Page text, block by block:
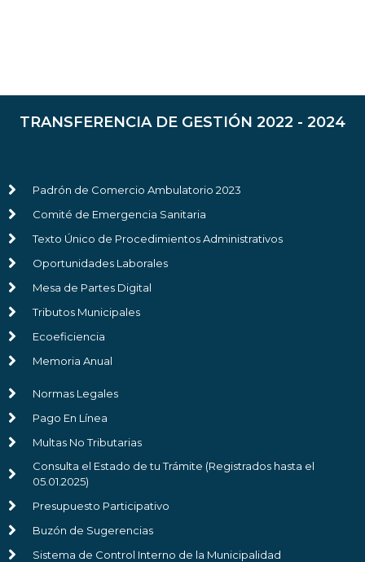
TRANSFERENCIA DE GESTIÓN 2022 - 2024
Padrón de Comercio Ambulatorio 2023
Comité de Emergencia Sanitaria
Texto Único de Procedimientos Administrativos
Oportunidades Laborales
Mesa de Partes Digital
Tributos Municipales
Ecoeficiencia
Memoria Anual
Normas Legales
Pago En Línea
Multas No Tributarias
Consulta el Estado de tu Trámite (Registrados hasta el
05.01.2025)
Presupuesto Participativo
Buzón de Sugerencias
Sistema de Control Interno de la Municipalidad